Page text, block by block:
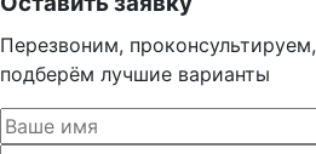
Перезвоним, проконсультируем,
подберём лучшие варианты